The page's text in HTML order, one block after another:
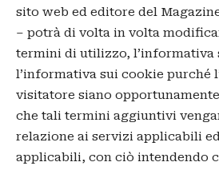
sito web ed editore del
– potrà di volta in volta
termini di utilizzo, l’informativa
l’informativa sui cookie purché
visitatore siano
che tali termini aggiuntivi
relazione ai servizi applicabili
applicabili, con ciò intendendo